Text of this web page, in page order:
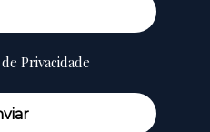
Privacidade